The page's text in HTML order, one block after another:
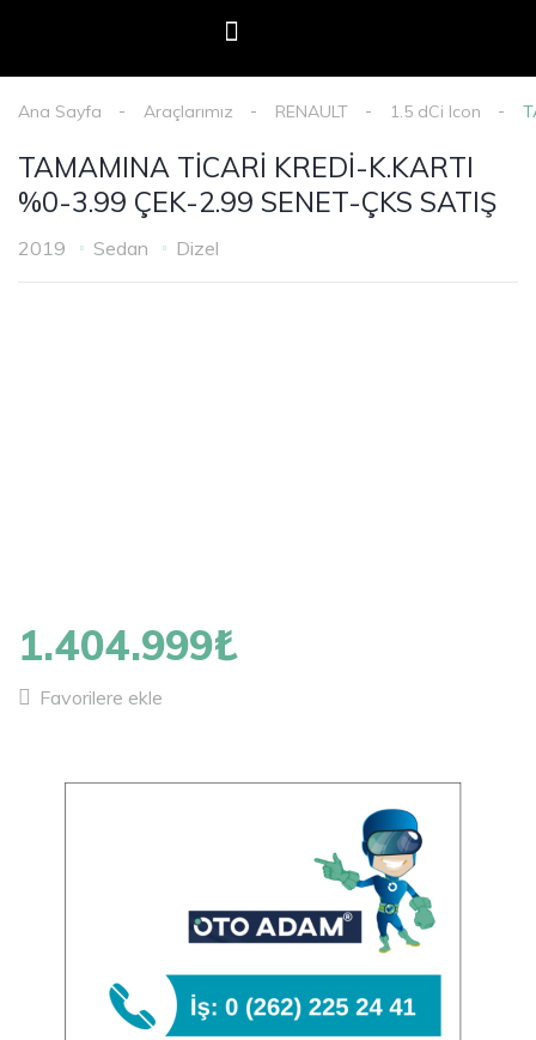
Ana Sayfa Araçlarımız RENAULT 1.5 dCi Icon
TAMAMINA TİCARİ KREDİ-K.KARTI
%0-3.99 ÇEK-2.99 SENET-ÇKS SATIŞ
2019 Sedan Dizel
1.404.999₺
Favorilere ekle